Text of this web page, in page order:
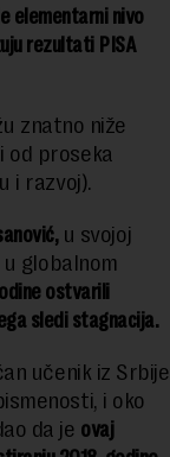
elementarni nivo
rezultati PISA
znatno niže
od proseka
i razvoj).
u svojoj
globalnom
ostvarili
sledi stagnacija.
učenik iz Srbije
i oko
da je ovaj